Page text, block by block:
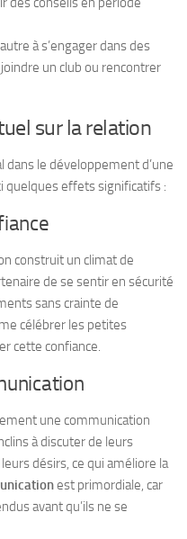
à s’engager dans des
un club ou rencontrer
sur la relation
dans le développement d’une
quelques effets significatifs :
construit un climat de
de se sentir en sécurité
sans crainte de
célébrer les petites
cette confiance.
une communication
à discuter de leurs
désirs, ce qui améliore la
est primordiale, car
avant qu’ils ne se